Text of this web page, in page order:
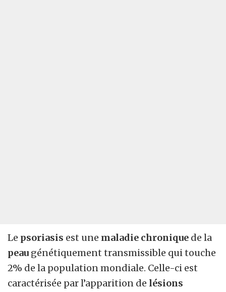
Le psoriasis est une maladie chronique de la
peau génétiquement transmissible qui touche
2% de la population mondiale. Celle-ci est
caractérisée par l’apparition de lésions